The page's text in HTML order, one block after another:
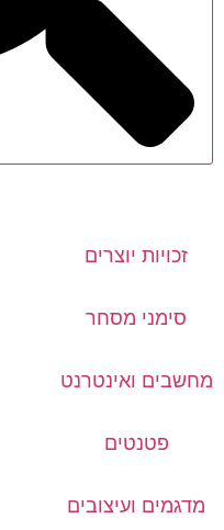
זכויות יוצרים
סימני מסחר
מחשבים ואינטרנט
פטנטים
מדגמים ועיצובים